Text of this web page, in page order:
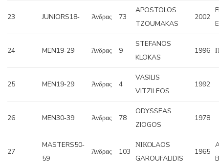
23 JUNIORS18‐ Άνδρας 73
APOSTOLOS
TZOUMAKAS
2002
24 MEN19‐29 Άνδρας 9
STEFANOS
KLOKAS
1996
25 MEN19‐29 Άνδρας 4
VASILIS
VITZILEOS
1992
26 MEN30‐39 Άνδρας 78
ODYSSEAS
ZIOGOS
1978
27
MASTERS50‐
59
Άνδρας 103
ΝΙΚΟLAOS
GAROUFALIDIS
1965